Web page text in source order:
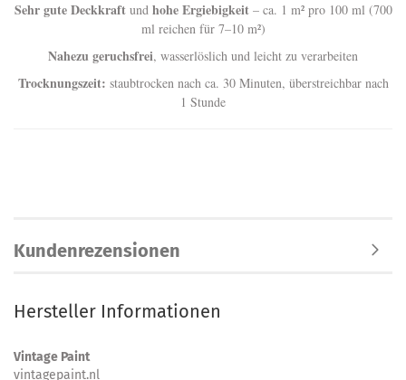
Sehr gute Deckkraftund hohe Ergiebigkeit– ca. 1 m² pro 100 ml (700
ml reichen für 7–10 m²)
Nahezu geruchsfrei, wasserlöslich und leicht zu verarbeiten
Trocknungszeit: staubtrocken nach ca. 30 Minuten, überstreichbar nach
1 Stunde
Kundenrezensionen
Hersteller Informationen
Vintage Paint
vintagepaint.nl